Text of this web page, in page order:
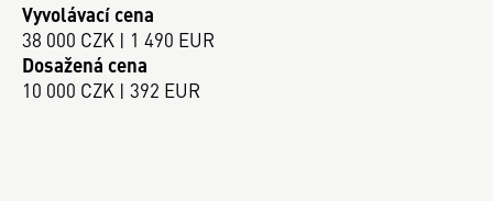
Vyvolávací cena
38 000 CZK | 1 490 EUR
Dosažená cena
10 000 CZK | 392 EUR